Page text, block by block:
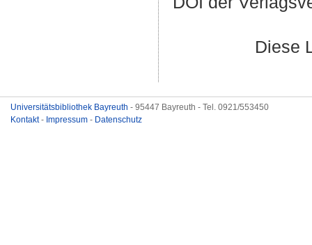
Diese
Universitätsbibliothek Bayreuth - 95447 Bayreuth - Tel. 0921/553450
Kontakt- Impressum - Datenschutz